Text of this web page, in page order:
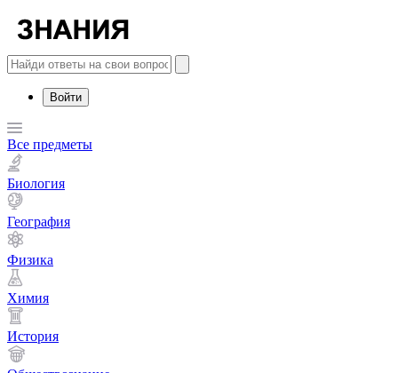
Войти
Все предметы
Биология
География
Физика
Химия
История